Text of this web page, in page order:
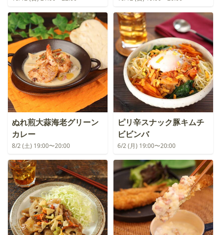
ぬれ煎大蒜海老グリーン
カレー
8/2 (土) 19:00〜20:00
ピリ辛スナック豚キムチ
ビビンバ
6/2 (月) 19:00〜20:00